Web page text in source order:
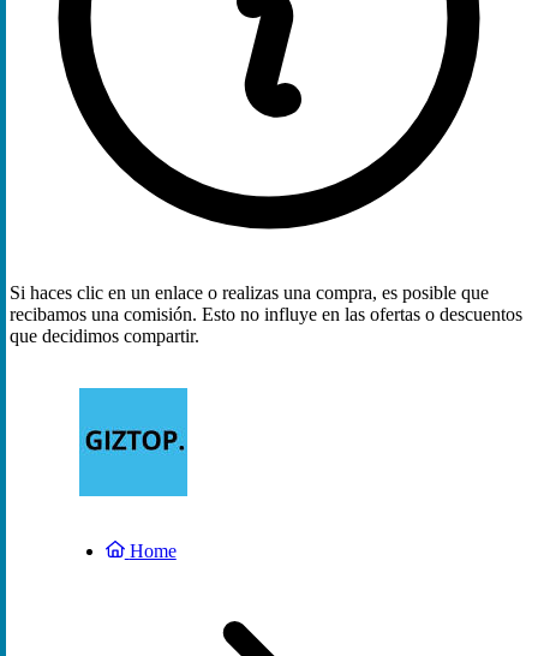
Si haces clic en un enlace o realizas una compra, es posible que
recibamos una comisión. Esto no influye en las ofertas o descuentos
que decidimos compartir.
Home